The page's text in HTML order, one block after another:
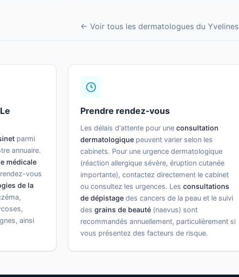
← Voir tous les dermatologues du Yvelines
parmi
annuaire.
médicale
vous
de la
ainsi
Prendre rendez-vous
Les délais d'attente pour uneconsultation
dermatologique peuvent varier selon les
cabinets. Pour une urgence dermatologique
(réaction allergique sévère, éruption cutanée
importante), contactez directement le cabinet
ou consultez les urgences. Lesconsultations
de dépistage des cancers de la peau et le suivi
desgrains de beauté (naevus) sont
recommandés annuellement, particulièrement si
vous présentez des facteurs de risque.